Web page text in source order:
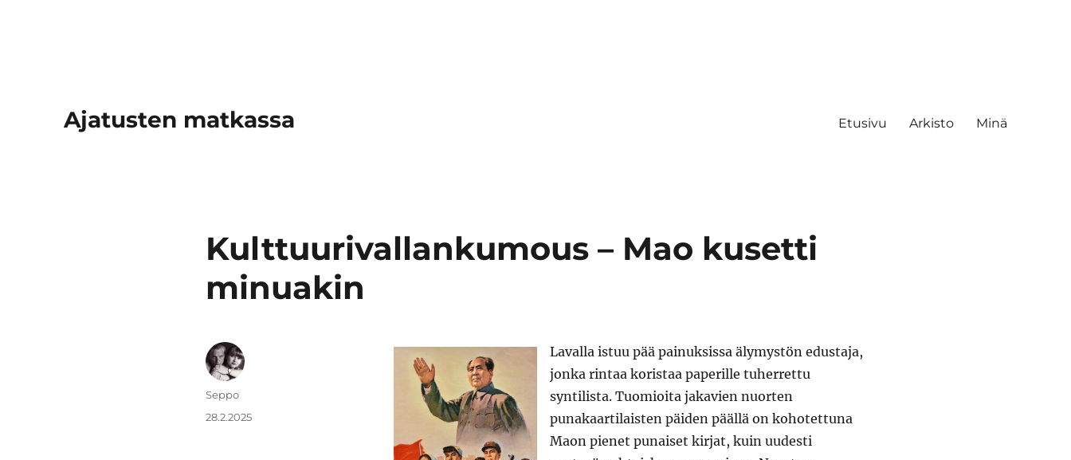
Ajatusten matkassa Etusivu Arkisto Minä
Kulttuurivallankumous – Mao kusetti
minuakin
Lavalla istuu pää painuksissa älymystön edustaja,
jonka rintaa koristaa paperille tuherrettu
syntilista. Tuomioita jakavien nuorten
punakaartilaisten päiden päällä on kohotettuna
Maon pienet punaiset kirjat, kuin uudesti
Kirjoittaja
Seppo
Julkaistu
28.2.2025